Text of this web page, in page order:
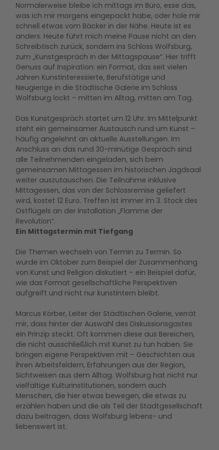
Normalerweise bleibe ich mittags im Büro, esse das,
was ich mir morgens eingepackt habe, oder hole mir
schnell etwas vom Bäcker in der Nähe. Heute ist es
anders. Heute führt mich meine Pause nicht an den
Schreibtisch zurück, sondern ins Schloss Wolfsburg,
zum „Kunstgespräch in der Mittagspause“. Hier trifft
Genuss auf Inspiration: ein Format, das seit vielen
Jahren Kunstinteressierte, Berufstätige und
Neugierige in die Städtische Galerie im Schloss
Wolfsburg lockt – mitten im Alltag, mitten am Tag.
Das Kunstgespräch startet um 12 Uhr. Im Mittelpunkt
steht ein gemeinsamer Austausch rund um Kunst –
häufig angelehnt an aktuelle Ausstellungen. Im
Anschluss an das rund 30-minütige Gespräch sind
alle Teilnehmenden eingeladen, sich beim
gemeinsamen Mittagessen im historischen Jagdsaal
weiter auszutauschen. Die Teilnahme inklusive
Mittagessen, das von der Schlossremise geliefert
wird, kostet 12 Euro. Treffen ist immer im 3. Stock des
Ostflügels an der Installation „Flamme der
Revolution“.
Ein Mittagstermin mit Tiefgang
Die Themen wechseln von Termin zu Termin. So
wurde im Oktober zum Beispiel der Zusammenhang
von Kunst und Religion diskutiert – ein Beispiel dafür,
wie das Format gesellschaftliche Perspektiven
aufgreift und nicht nur kunstintern bleibt.
Marcus Körber, Leiter der Städtischen Galerie, verrät
mir, dass hinter der Auswahl des Diskussionsgastes
ein Prinzip steckt. Oft kommen diese aus Bereichen,
die nicht ausschließlich mit Kunst zu tun haben. Sie
bringen eigene Perspektiven mit – Geschichten aus
ihren Arbeitsfeldern, Erfahrungen aus der Region,
Sichtweisen aus dem Alltag. Wolfsburg hat nicht nur
vielfältige Kulturinstitutionen, sondern auch
Menschen, die hier etwas bewegen, die etwas zu
erzählen haben und die als Teil der Stadtgesellschaft
dazu beitragen, dass Wolfsburg lebens- und
liebenswert ist.